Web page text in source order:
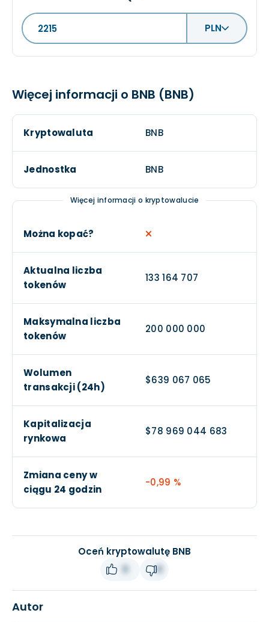
PLN
Więcej informacji o BNB (BNB)
Kryptowaluta BNB
Jednostka BNB
Więcej informacji o kryptowalucie
Można kopać?
Aktualna liczba
tokenów
133 164 707
Maksymalna liczba
tokenów
200 000 000
Wolumen
transakcji (24h)
$639 067 065
Kapitalizacja
rynkowa
$78 969 044 683
Zmiana ceny w
ciągu 24 godzin
-0,99 %
Oceń kryptowalutę BNB
Autor